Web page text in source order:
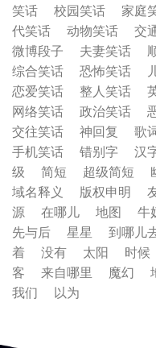
笑话 校园笑话 家庭
代笑话
动物笑话 交
微博段子
夫妻笑话
综合笑话
恐怖笑话
恋爱笑话
整人笑话
网络笑话
政治笑话
交往笑话
神回复 歌
手机笑话
错别字 汉
级
简短 超级简短
域名释义
版权申明
源
在哪儿 地图 牛
先与后
星星 到哪儿
着
没有 太阳 时候
客
来自哪里 魔幻
我们
以为